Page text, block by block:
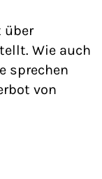
über
Wie auch
sprechen
von